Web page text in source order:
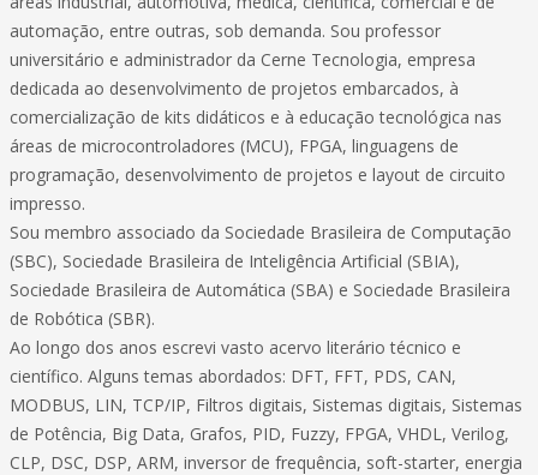
automação, entre outras, sob demanda. Sou professor
universitário e administrador da Cerne Tecnologia, empresa
dedicada ao desenvolvimento de projetos embarcados, à
comercialização de kits didáticos e à educação tecnológica nas
áreas de microcontroladores (MCU), FPGA, linguagens de
programação, desenvolvimento de projetos e layout de circuito
impresso.
Sou membro associado da Sociedade Brasileira de Computação
(SBC), Sociedade Brasileira de Inteligência Artificial (SBIA),
Sociedade Brasileira de Automática (SBA) e Sociedade Brasileira
de Robótica (SBR).
Ao longo dos anos escrevi vasto acervo literário técnico e
científico. Alguns temas abordados: DFT, FFT, PDS, CAN,
MODBUS, LIN, TCP/IP, Filtros digitais, Sistemas digitais, Sistemas
de Potência, Big Data, Grafos, PID, Fuzzy, FPGA, VHDL, Verilog,
CLP, DSC, DSP, ARM, inversor de frequência, soft-starter, energia